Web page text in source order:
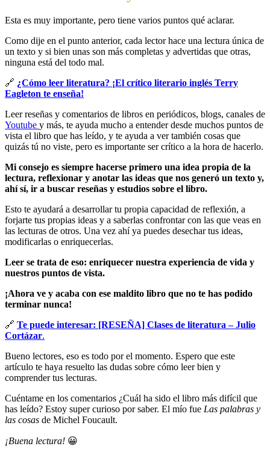
Esta es muy importante, pero tiene varios puntos qué aclarar.
Como dije en el punto anterior, cada lector hace una lectura única de
un texto y si bien unas son más completas y advertidas que otras,
ninguna está del todo mal.
🔗 ¿Cómo leer literatura? ¡El crítico literario inglés Terry
Eagleton te enseña!
Leer reseñas y comentarios de libros en periódicos, blogs, canales de
Youtube y más, te ayuda mucho a entender desde muchos puntos de
vista el libro que has leído, y te ayuda a ver también cosas que
quizás tú no viste, pero es importante ser crítico a la hora de hacerlo.
Mi consejo es siempre hacerse primero una idea propia de la
lectura, reflexionar y anotar las ideas que nos generó un texto y,
ahí sí, ir a buscar reseñas y estudios sobre el libro.
Esto te ayudará a desarrollar tu propia capacidad de reflexión, a
forjarte tus propias ideas y a saberlas confrontar con las que veas en
las lecturas de otros. Una vez ahí ya puedes desechar tus ideas,
modificarlas o enriquecerlas.
Leer se trata de eso: enriquecer nuestra experiencia de vida y
nuestros puntos de vista.
¡Ahora ve y acaba con ese maldito libro que no te has podido
terminar nunca!
🔗 Te puede interesar: [RESEÑA] Clases de literatura – Julio
Cortázar.
Bueno lectores, eso es todo por el momento. Espero que este
artículo te haya resuelto las dudas sobre cómo leer bien y
comprender tus lecturas.
Cuéntame en los comentarios ¿Cuál ha sido el libro más difícil que
has leído? Estoy super curioso por saber. El mío fue Las palabras y
las cosas de Michel Foucault.
¡Buena lectura! 😀